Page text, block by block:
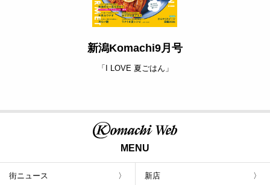
新潟Komachi9月号
「I LOVE 夏ごはん」
MENU
街ニュース 新店